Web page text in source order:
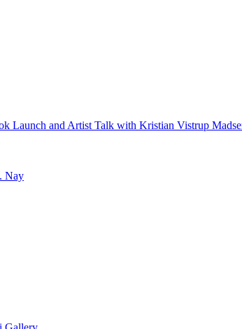
Launch and Artist Talk with Kristian Vistrup
Nay